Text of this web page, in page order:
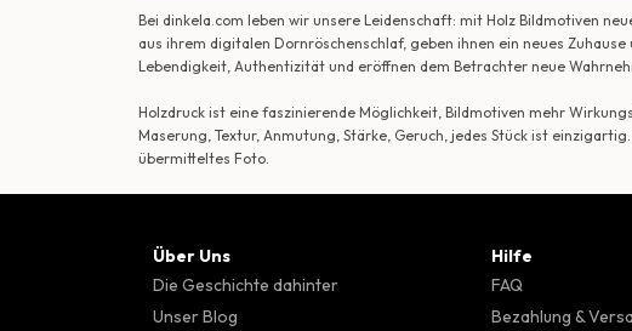
Bei dinkela.com leben wir unsere Leidenschaft: mit Holz Bildmotiven
aus ihrem digitalen Dornröschenschlaf, geben ihnen ein neues
Lebendigkeit, Authentizität und eröffnen dem Betrachter neue
Holzdruck ist eine faszinierende Möglichkeit, Bildmotiven mehr
Maserung, Textur, Anmutung, Stärke, Geruch, jedes Stück ist
übermitteltes Foto.
Über Uns
Die Geschichte dahinter
Unser Blog
Hilfe
FAQ
Bezahlung &